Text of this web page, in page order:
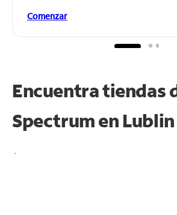
Comenzar
Encuentra tiendas
Spectrum en Lublin